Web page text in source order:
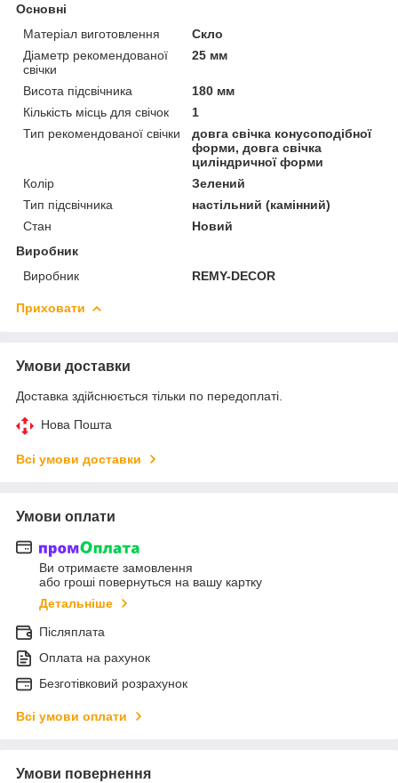
Основні
Матеріал виготовлення
Скло
Діаметр рекомендованої
свічки
25 мм
Висота підсвічника
180 мм
Кількість місць для свічок
1
Тип рекомендованої свічки
довга свічка конусоподібної
форми, довга свічка
циліндричної форми
Колір
Зелений
Тип підсвічника
настільний (камінний)
Стан
Новий
Виробник
Виробник
REMY-DECOR
Приховати
Умови доставки
Доставка здійснюється тільки по передоплаті.
Нова Пошта
Всі умови доставки
Умови оплати
Ви отримаєте замовлення
або гроші повернуться на вашу картку
Детальніше
Післяплата
Оплата на рахунок
Безготівковий розрахунок
Всі умови оплати
Умови повернення